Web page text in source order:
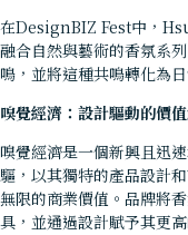
在DesignBIZ Fest中，
融合自然與藝術的香氛系
鳴，並將這種共鳴轉化為
嗅覺經濟：設計驅動的價
嗅覺經濟是一個新興且迅
驅，以其獨特的產品設計
無限的商業價值。品牌將
具，並通過設計賦予其更高